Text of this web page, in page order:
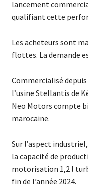
lancement
qualifiant cette
Les acheteurs sont
flottes. La demande
Commercialisé
l’usine Stellantis de
Neo Motors compte
marocaine.
Sur l’aspect
la capacité de
motorisation 1,2 l
fin de l’année 2024.